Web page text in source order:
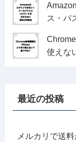
ス・パ
使えな
最近の投稿
メルカリで送